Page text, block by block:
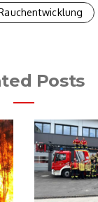
Posts